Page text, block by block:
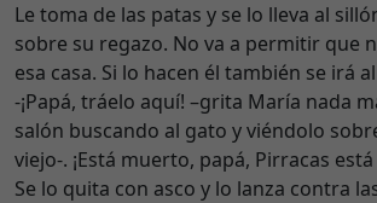
Le toma de las patas y se lo lleva al
sobre su regazo. No va a permitir que
esa casa. Si lo hacen él también se irá
-¡Papá, tráelo aquí! –grita María nada
salón buscando al gato y viéndolo
viejo-. ¡Está muerto, papá, Pirracas
Se lo quita con asco y lo lanza contra